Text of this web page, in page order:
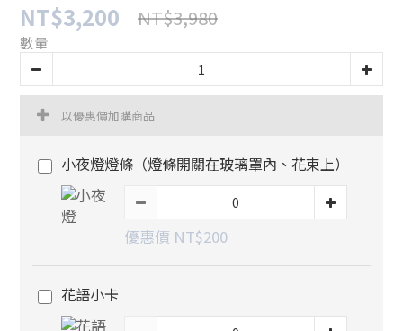
NT$3,200 NT$3,980
數量
以優惠價加購商品
小夜燈燈條（燈條開關在玻璃罩內、花束上）
優惠價 NT$200
花語小卡